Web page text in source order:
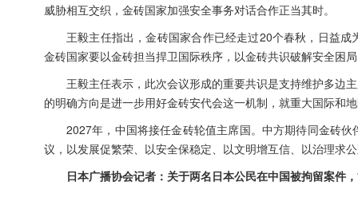
威胁相互交织，金砖国家加强安全事务对话合作正当其时。
王毅主任指出，金砖国家合作已经走过20个春秋，日益
金砖国家要以金砖担当捍卫国际秩序，以金砖共识破解安全困
王毅主任表示，此次会议形成的重要共识是支持维护多边
的明确方向是进一步用好金砖安代会这一机制，就重大国际和
2027年，中国将接任金砖轮值主席国。中方期待同金砖
议，以发展促繁荣、以安全保稳定、以文明增互信、以治理求
日本广播协会记者：关于两名日本公民在中国被拘留案件